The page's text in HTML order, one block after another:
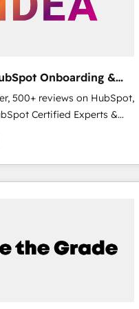
Onboarding &
500+ reviews on HubSpot,
Certified Experts &
★ 1,500+ implementations
First, RevOps-led,
Company of the Year
around your business,